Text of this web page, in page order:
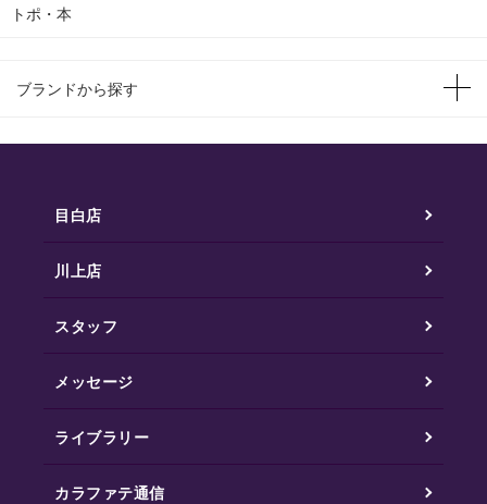
トポ・本
ブランドから探す
目白店
川上店
スタッフ
メッセージ
ライブラリー
カラファテ通信